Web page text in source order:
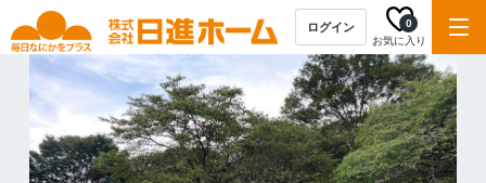
ログイン
お気に入り
0